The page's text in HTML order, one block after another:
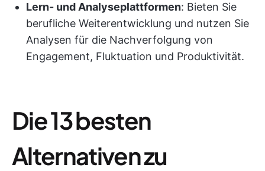
Lern- und Analyseplattformen: Bieten Sie
berufliche Weiterentwicklung und nutzen Sie
Analysen für die Nachverfolgung von
Engagement, Fluktuation und Produktivität.
Die 13 besten
Alternativen zu